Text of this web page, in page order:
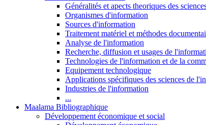
Généralités et apects theoriques des
Organismes d'information
Sources d'information
Traitement matériel et méthodes
Analyse de l'information
Recherche, diffusion et usages de
Technologies de l'information et de la
Equipement technologique
Applications spécifiques des sciences de
Industries de l'information
...
Maalama Bibliographique
Développement économique et social